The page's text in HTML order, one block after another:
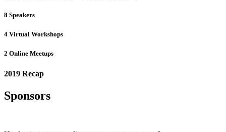
8 Speakers
4 Virtual Workshops
2 Online Meetups
2019 Recap
Sponsors